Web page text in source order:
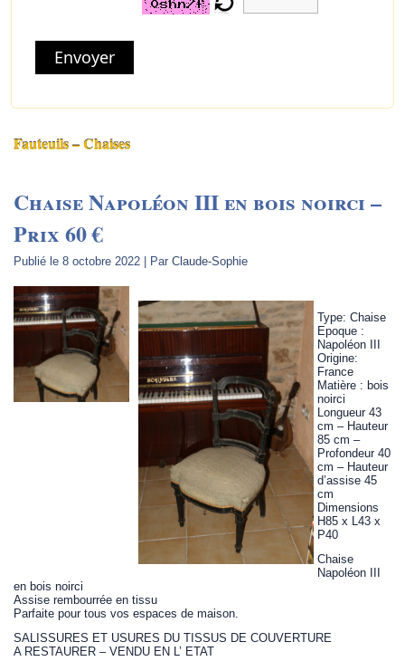
Envoyer
Fauteuils – Chaises
Chaise Napoléon III en bois noirci –
Prix 60 €
Publié le 8 octobre 2022 Par Claude-Sophie
Type: Chaise
Epoque :
Napoléon III
Origine:
France
Matière : bois
noirci
Longueur 43
cm – Hauteur
85 cm –
Profondeur 40
cm – Hauteur
d’assise 45
cm
Dimensions
H85 x L43 x
P40
Chaise
Napoléon III
en bois noirci
Assise rembourrée en tissu
Parfaite pour tous vos espaces de maison.
SALISSURES ET USURES DU TISSUS DE COUVERTURE
A RESTAURER – VENDU EN L’ ETAT